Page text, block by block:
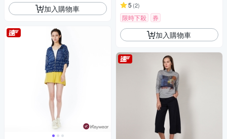
加入購物車 5 (2)
限時下殺 券
加入購物車